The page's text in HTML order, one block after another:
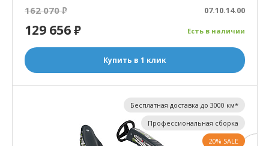
162 070₽ 07.10.14.00
Есть в наличии
129 656₽
Купить в 1 клик
Бесплатная доставка до 3000 км*
Профессиональная сборка
20% SALE